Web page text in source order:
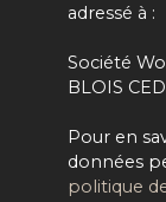
adressé à :
Société
BLOIS
Pour en
données
politique